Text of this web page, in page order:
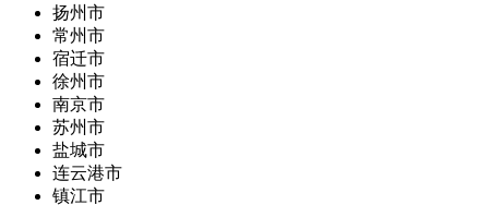
扬州市
常州市
宿迁市
徐州市
南京市
苏州市
盐城市
连云港市
镇江市